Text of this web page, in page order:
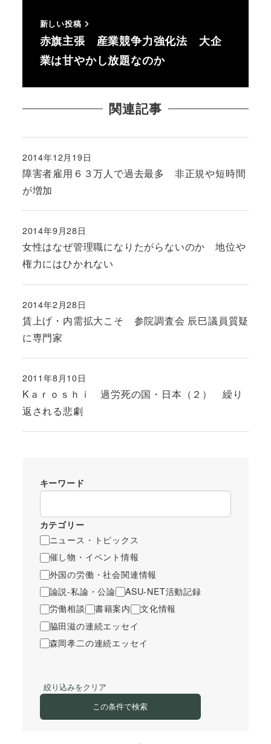
新しい投稿
赤旗主張 産業競争力強化法 大企
業は甘やかし放題なのか
関連記事
障害者雇用６３万人で過去最多 非正規や短時間
が増加
投稿日
2014年12月19日
女性はなぜ管理職になりたがらないのか 地位や
権力にはひかれない
投稿日
2014年9月28日
賃上げ・内需拡大こそ 参院調査会 辰巳議員質疑
に専門家
投稿日
2014年2月28日
Kａｒｏｓｈｉ 過労死の国・日本（２） 繰り
返される悲劇
投稿日
2011年8月10日
キーワード
カテゴリー
ニュース・トピックス
催し物・イベント情報
外国の労働・社会関連情報
論説-私論・公論
ASU-NET活動記録
労働相談
書籍案内
文化情報
脇田滋の連続エッセイ
森岡孝二の連続エッセイ
絞り込みをクリア
この条件で検索